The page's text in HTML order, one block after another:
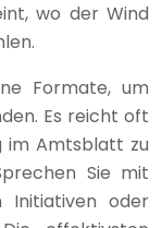
wo der Wind
Formate, um
Es reicht oft
im Amtsblatt zu
Sie mit
Initiativen oder